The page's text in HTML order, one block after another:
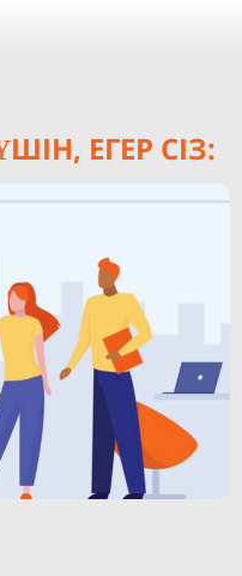
ЕГЕР СІЗ: